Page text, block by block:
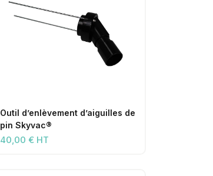
Outil d’enlèvement d’aiguilles de
pin Skyvac®
40,00 € HT